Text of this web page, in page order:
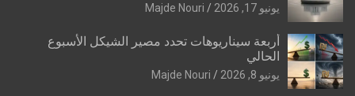
يونيو 17, 2026 Majde Nouri
أربعة سيناريوهات تحدد مصير الشيكل الأسبوع
الحالي
يونيو 8, 2026 Majde Nouri